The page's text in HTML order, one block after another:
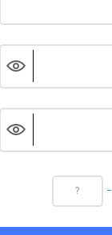
−